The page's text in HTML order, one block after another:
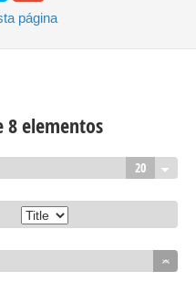
página
8 elementos
20